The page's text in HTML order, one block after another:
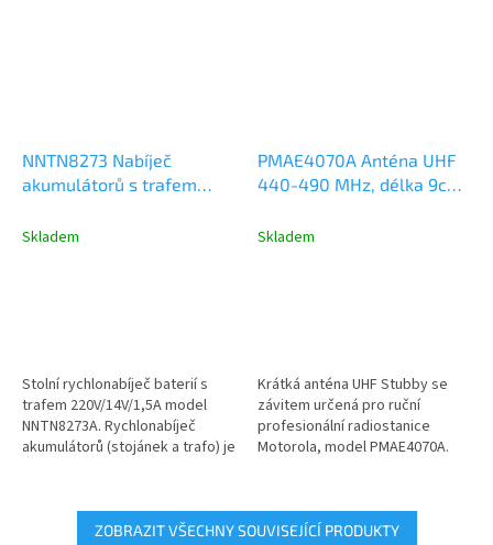
NNTN8273 Nabíječ
akumulátorů s trafem
MOTOTRBO R5, R7,
Skladem
Stolní rychlonabíječ baterií s
trafem 220V/14V/1,5A model
NNTN8273A. Rychlonabíječ
akumulátorů (stojánek a trafo) je
PMAE4070A Anténa UHF
440-490 MHz, délka 9cm,
DP3441, DP4000, R7, R5,
Skladem
Krátká anténa UHF Stubby se
závitem určená pro ruční
profesionální radiostanice
Motorola, model PMAE4070A.
ZOBRAZIT VŠECHNY SOUVISEJÍCÍ PRODUKTY